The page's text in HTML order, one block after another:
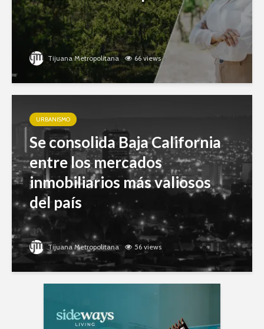
Tijuana Metropolitana 66 views
URBANISMO
Se consolida Baja California
entre los mercados
inmobiliarios más valiosos
del país
Tijuana Metropolitana 56 views